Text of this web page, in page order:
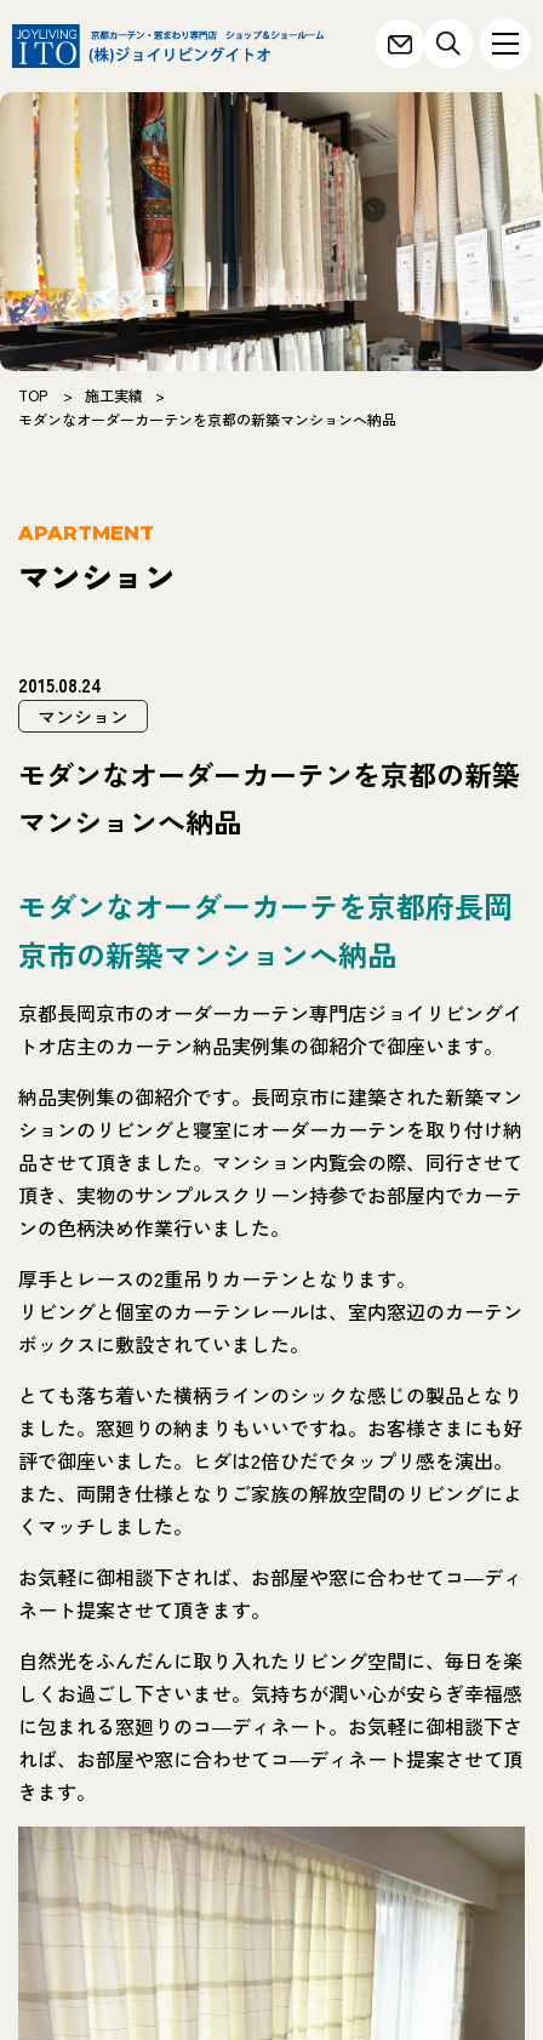
TOP > 施工実績
>
モダンなオーダーカーテンを京都の新築マンションへ納品
APARTMENT
マンション
2015.08.24
マンション
モダンなオーダーカーテンを京都の新築
マンションへ納品
モダンなオーダーカーテを京都府長岡
京市の新築マンションへ納品
京都長岡京市のオーダーカーテン専門店ジョイリビングイ
トオ店主のカーテン納品実例集の御紹介で御座います。
納品実例集の御紹介です。長岡京市に建築された新築マン
ションのリビングと寝室にオーダーカーテンを取り付け納
品させて頂きました。マンション内覧会の際、同行させて
頂き、実物のサンプルスクリーン持参でお部屋内でカーテ
ンの色柄決め作業行いました。
厚手とレースの2重吊りカーテンとなります。
リビングと個室のカーテンレールは、室内窓辺のカーテン
ボックスに敷設されていました。
とても落ち着いた横柄ラインのシックな感じの製品となり
ました。窓廻りの納まりもいいですね。お客様さまにも好
評で御座いました。ヒダは2倍ひだでタップリ感を演出。
また、両開き仕様となりご家族の解放空間のリビングによ
くマッチしました。
お気軽に御相談下されば、お部屋や窓に合わせてコ―ディ
ネート提案させて頂きます。
自然光をふんだんに取り入れたリビング空間に、毎日を楽
しくお過ごし下さいませ。気持ちが潤い心が安らぎ幸福感
に包まれる窓廻りのコ―ディネート。お気軽に御相談下さ
れば、お部屋や窓に合わせてコ―ディネート提案させて頂
きます。